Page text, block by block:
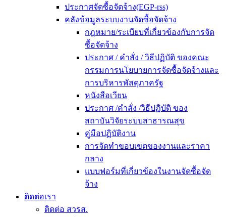
ประกาศจัดซื้อจัดจ้าง(EGP-rss)
คลังข้อมูลระบบงานจัดซื้อจัดจ้าง
กฎหมาย/ระเบียบที่เกี่ยวข้องกับการจัด
ซื้อจัดจ้าง
ประกาศ / คำสั่ง / วิธีปฏิบัติ ของคณะ
กรรมการนโยบายการจัดซื้อจัดจ้างและ
การบริหารพัสดุภาครัฐ
หนังสือเวียน
ประกาศ /คำสั่ง /วิธีปฏิบัติ ของ
สถาบันวิจัยระบบสาธารณสุข
คู่มือปฏิบัติงาน
การจัดทำขอบเขตของงานและราคา
กลาง
แบบฟอร์มที่เกี่ยวข้องในงานจัดซื้อจัด
จ้าง
ติดต่อเรา
ติดต่อ สวรส.